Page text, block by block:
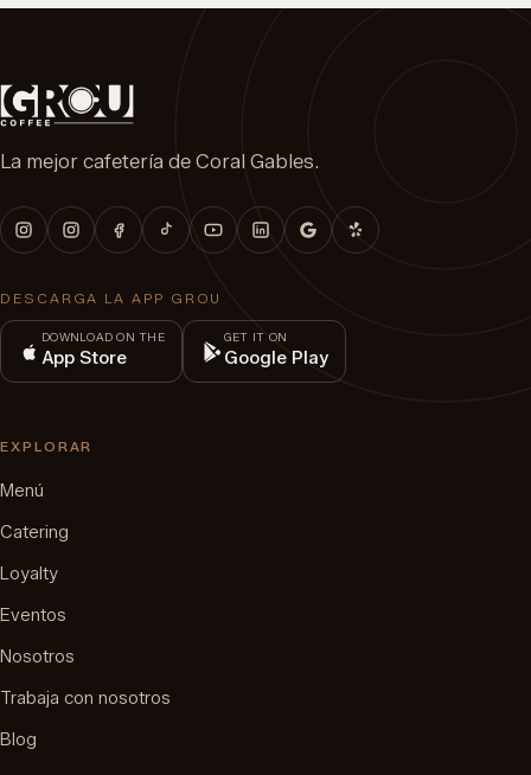
La mejor cafetería de Coral Gables.
DESCARGA LA APP GROU
DOWNLOAD ON THE
App Store
GET IT ON
Google Play
EXPLORAR
Menú
Catering
Loyalty
Eventos
Nosotros
Trabaja con nosotros
Blog